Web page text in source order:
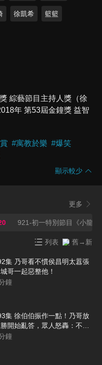
徐凱希 籃籃
綜藝節目主持人獎（徐
年 第53屆金鐘獎 益智
#寓教於樂 #爆笑
顯示較少
更多
921-初一特別節目《小龍
列表 舊→新
集 乃哥看不慣侯昌明太囂張
哥一起惡整他！
鐘
集 徐伯伯振作一點！乃哥放
開始亂答，眾人怒轟：不要
！
鐘